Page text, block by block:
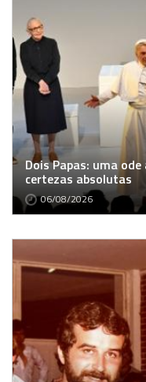
Dois Papas: uma
certezas absolutas
06/08/2026